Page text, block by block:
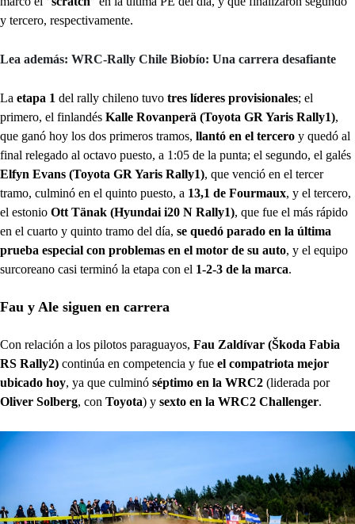
y tercero, respectivamente.
Lea además: WRC-Rally Chile Biobío: Una carrera desafiante
La etapa 1 del rally chileno tuvo tres líderes provisionales; el
primero, el finlandés Kalle Rovanperä (Toyota GR Yaris Rally1),
que ganó hoy los dos primeros tramos, llantó en el tercero y quedó al
final relegado al octavo puesto, a 1:05 de la punta; el segundo, el galés
Elfyn Evans (Toyota GR Yaris Rally1), que venció en el tercer
tramo, culminó en el quinto puesto, a 13,1 de Fourmaux, y el tercero,
el estonio Ott Tänak (Hyundai i20 N Rally1), que fue el más rápido
en el cuarto y quinto tramo del día, se quedó parado en la última
prueba especial con problemas en el motor de su auto, y el equipo
surcoreano casi terminó la etapa con el 1-2-3 de la marca.
Fau y Ale siguen en carrera
Con relación a los pilotos paraguayos, Fau Zaldívar (Škoda Fabia
RS Rally2) continúa en competencia y fue el compatriota mejor
ubicado hoy, ya que culminó séptimo en la WRC2 (liderada por
Oliver Solberg, con Toyota) y sexto en la WRC2 Challenger.